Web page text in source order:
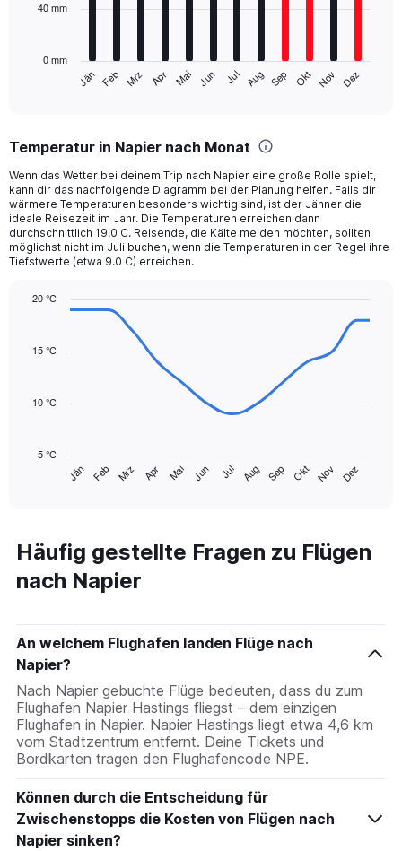
The
Range:
categories.
The
chart
has
1
Y
displaying
Jän Feb Mrz Apr Mai Jun Jul Aug Sep Okt Nov Dez
0 mm
40 mm
Temperatur in Napier nach Monat
Wenn das Wetter bei deinem Trip nach Napier eine große Rolle spielt,
kann dir das nachfolgende Diagramm bei der Planung helfen. Falls dir
wärmere Temperaturen besonders wichtig sind, ist der Jänner die
ideale Reisezeit im Jahr. Die Temperaturen erreichen dann
durchschnittlich 19.0 C. Reisende, die Kälte meiden möchten, sollten
möglichst nicht im Juli buchen, wenn die Temperaturen in der Regel ihre
Tiefstwerte (etwa 9.0 C) erreichen.
with
has
categories.
Range:
14
chart
has
1
axis
displaying
values.
Range:
5
to
20.
Jän Feb Mrz Apr Mai Jun Jul Aug Sep Okt Nov Dez
5 °C
10 °C
15 °C
20 °C
Häufig gestellte Fragen zu Flügen
nach Napier
An welchem Flughafen landen Flüge nach
Napier?
Nach Napier gebuchte Flüge bedeuten, dass du zum
Flughafen Napier Hastings fliegst – dem einzigen
Flughafen in Napier. Napier Hastings liegt etwa 4,6 km
vom Stadtzentrum entfernt. Deine Tickets und
Bordkarten tragen den Flughafencode NPE.
Können durch die Entscheidung für
Zwischenstopps die Kosten von Flügen nach
Napier sinken?